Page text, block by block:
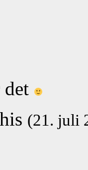
(21. juli